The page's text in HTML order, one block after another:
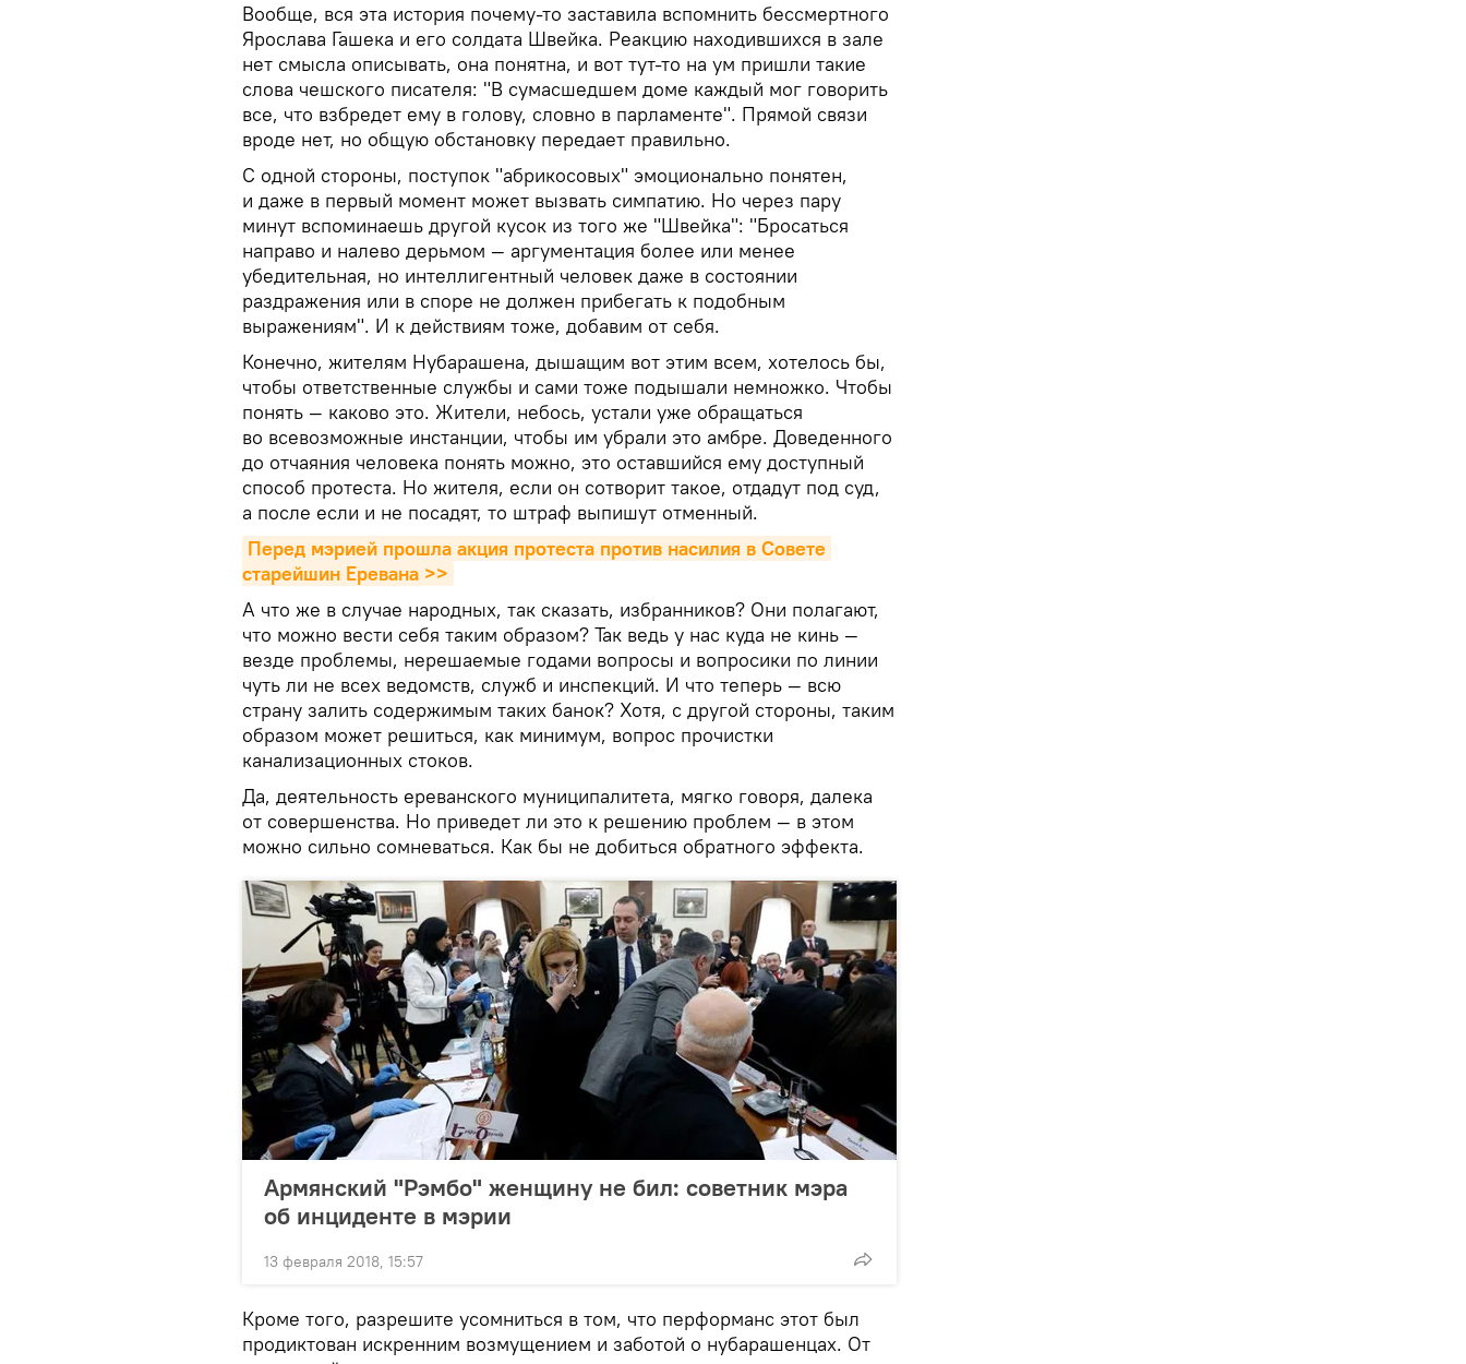
Вообще, вся эта история почему-то заставила вспомнить бессмертного
Ярослава Гашека и его солдата Швейка. Реакцию находившихся в зале
нет смысла описывать, она понятна, и вот тут-то на ум пришли такие
слова чешского писателя: "В сумасшедшем доме каждый мог говорить
все, что взбредет ему в голову, словно в парламенте". Прямой связи
вроде нет, но общую обстановку передает правильно.
С одной стороны, поступок "абрикосовых" эмоционально понятен,
и даже в первый момент может вызвать симпатию. Но через пару
минут вспоминаешь другой кусок из того же "Швейка": "Бросаться
направо и налево дерьмом — аргументация более или менее
убедительная, но интеллигентный человек даже в состоянии
раздражения или в споре не должен прибегать к подобным
выражениям". И к действиям тоже, добавим от себя.
Конечно, жителям Нубарашена, дышащим вот этим всем, хотелось бы,
чтобы ответственные службы и сами тоже подышали немножко. Чтобы
понять — каково это. Жители, небось, устали уже обращаться
во всевозможные инстанции, чтобы им убрали это амбре. Доведенного
до отчаяния человека понять можно, это оставшийся ему доступный
способ протеста. Но жителя, если он сотворит такое, отдадут под суд,
а после если и не посадят, то штраф выпишут отменный.
Перед мэрией прошла акция протеста против насилия в Совете
старейшин Еревана >>
А что же в случае народных, так сказать, избранников? Они полагают,
что можно вести себя таким образом? Так ведь у нас куда не кинь —
везде проблемы, нерешаемые годами вопросы и вопросики по линии
чуть ли не всех ведомств, служб и инспекций. И что теперь — всю
страну залить содержимым таких банок? Хотя, с другой стороны, таким
образом может решиться, как минимум, вопрос прочистки
канализационных стоков.
Да, деятельность ереванского муниципалитета, мягко говоря, далека
от совершенства. Но приведет ли это к решению проблем — в этом
можно сильно сомневаться. Как бы не добиться обратного эффекта.
Армянский "Рэмбо" женщину не бил: советник мэра
об инциденте в мэрии
13 февраля 2018, 15:57
Кроме того, разрешите усомниться в том, что перформанс этот был
продиктован искренним возмущением и заботой о нубарашенцах. От